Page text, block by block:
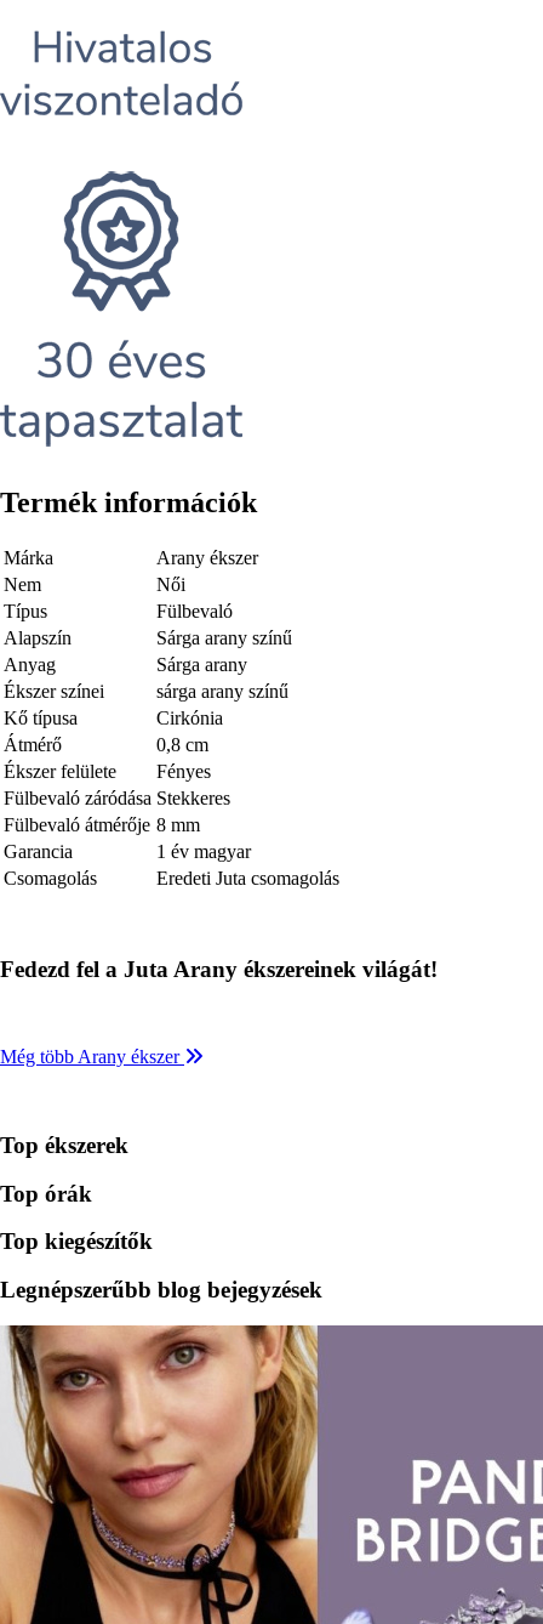
Termék információk
Márka
Arany ékszer
Nem
Női
Típus
Fülbevaló
Alapszín
Sárga arany színű
Anyag
Sárga arany
Ékszer színei
sárga arany színű
Kő típusa
Cirkónia
Átmérő
0,8 cm
Ékszer felülete
Fényes
Fülbevaló záródása Stekkeres
Fülbevaló átmérője 8 mm
Garancia
1 év magyar
Csomagolás
Eredeti Juta csomagolás
Fedezd fel a Juta Arany ékszereinek világát!
Még több Arany ékszer
Top ékszerek
Top órák
Top kiegészítők
Legnépszerűbb blog bejegyzések